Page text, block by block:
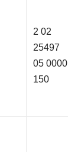
2 02
25497
05 0000
150